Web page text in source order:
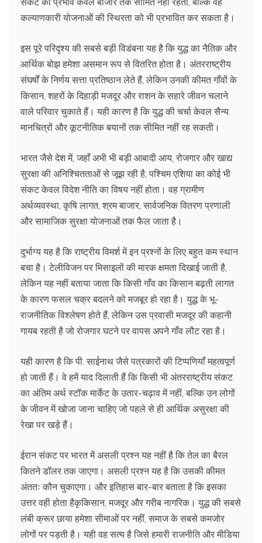
कल्याणकारी योजनाओं की स्थिरता को भी प्रभावित कर सकता है।
इस पूरे परिदृश्य की सबसे बड़ी विडंबना यह है कि युद्ध का नैतिक और
आर्थिक बोझ हमेशा असमान रूप से वितरित होता है। अंतरराष्ट्रीय
संघर्षों के निर्णय सत्ता प्रतिष्ठान लेते हैं, लेकिन उनकी कीमत गाँवों के
किसान, शहरों के दिहाड़ी मजदूर और राशन के सहारे जीवन चलाने
वाले परिवार चुकाते हैं। यही कारण है कि युद्ध की चर्चा केवल सैन्य
मानचित्रों और कूटनीतिक बयानों तक सीमित नहीं रह सकती।
भारत जैसे देश में, जहाँ अभी भी बड़ी आबादी आय, रोजगार और खाद्य
सुरक्षा की अनिश्चितताओं से जूझ रही है, पश्चिम एशिया का कोई भी
संकट केवल विदेश नीति का विषय नहीं होता। वह ग्रामीण
अर्थव्यवस्था, कृषि लागत, श्रम बाजार, सार्वजनिक वितरण प्रणाली
और सामाजिक सुरक्षा योजनाओं तक फैल जाता है।
दुर्भाग्य यह है कि राष्ट्रीय विमर्श में इन प्रश्नों के लिए बहुत कम स्थान
बचा है। टेलीविजन पर मिसाइलों की मारक क्षमता दिखाई जाती है,
लेकिन यह नहीं बताया जाता कि किसी गाँव का किसान बढ़ती लागत
के कारण फसल चक्र बदलने को मजबूर हो रहा है। युद्ध के भू-
राजनीतिक विश्लेषण होते हैं, लेकिन उस प्रवासी मजदूर की कहानी
गायब रहती है जो रोजगार घटने पर वापस अपने गाँव लौट रहा है।
यही कारण है कि पी. साईनाथ जैसे पत्रकारों की टिप्पणियाँ महत्वपूर्ण
हो जाती हैं। वे हमें याद दिलाती हैं कि किसी भी अंतरराष्ट्रीय संकट
का अंतिम अर्थ स्टॉक मार्केट के उतार-चढ़ाव में नहीं, बल्कि उन लोगों
के जीवन में खोजा जाना चाहिए जो पहले से ही आर्थिक असुरक्षा की
रेखा पर खड़े हैं।
ईरान संकट पर भारत में असली प्रश्न यह नहीं है कि तेल का बैरल
कितने डॉलर तक जाएगा। असली प्रश्न यह है कि उसकी कीमत
अंततः कौन चुकाएगा। और इतिहास बार-बार बताता है कि इसका
उत्तर वही होता हैकृकिसान, मजदूर और गरीब नागरिक। युद्ध की सबसे
लंबी क्रूर छाया हमेशा सीमाओं पर नहीं, समाज के सबसे कमजोर
लोगों पर पड़ती है। यही वह सत्य है जिसे हमारी राजनीति और मीडिया